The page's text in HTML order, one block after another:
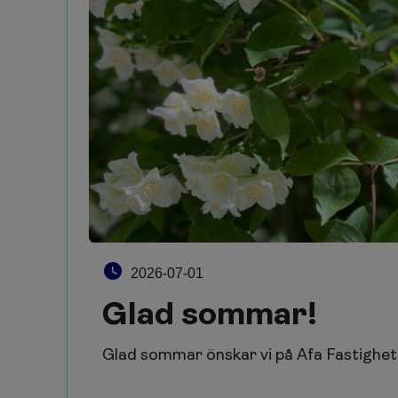
2026-07-01
Glad sommar!
Glad sommar önskar vi på Afa